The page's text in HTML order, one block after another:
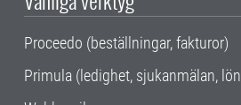
Proceedo (beställningar, fakturor)
Primula (ledighet, sjukanmälan,